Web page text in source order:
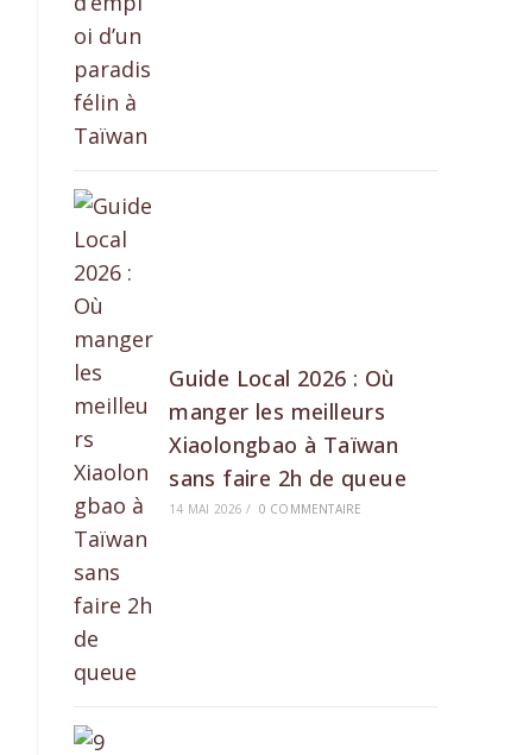
Guide Local 2026 : Où
manger les meilleurs
Xiaolongbao à Taïwan
sans faire 2h de queue
14 MAI 2026 / 0 COMMENTAIRE